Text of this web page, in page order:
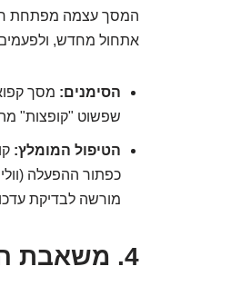
המסך עצמה מפתחת
אתחול מחדש,
הסימנים:
שפשוט "קופצות"
הטיפול המומלץ:
כפתור ההפעלה
מורשה לבדיקת
4. משאבת הדלק: ריקול קטן, ראש שקט גדול!